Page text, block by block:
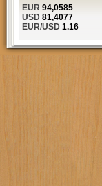
EUR 94,0585
USD 81,4077
EUR/USD 1.16